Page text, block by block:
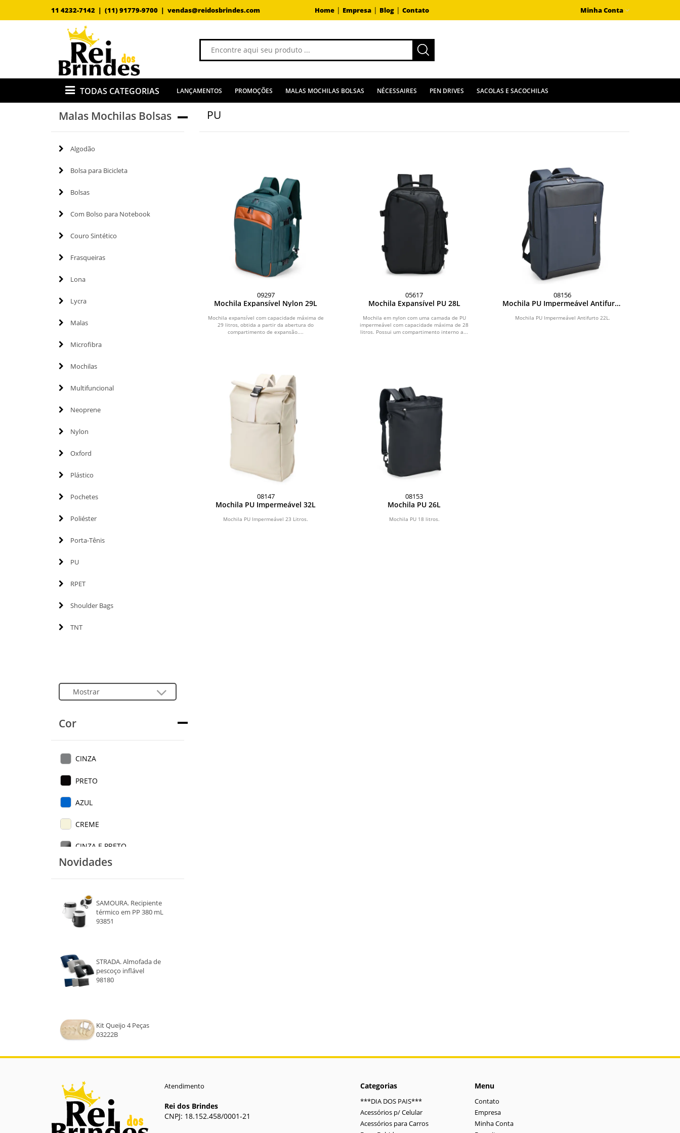
11 4232-7142 | (11) 91779-9700 | vendas@reidosbrindes.com Home| Empresa| Blog| Contato Minha Conta
TODAS CATEGORIAS LANÇAMENTOS PROMOÇÕES MALAS MOCHILAS BOLSAS NÉCESSAIRES PEN DRIVES SACOLAS E SACOCHILAS
Malas Mochilas Bolsas
Algodão
Bolsa para Bicicleta
Bolsas
Com Bolso para Notebook
Couro Sintético
Frasqueiras
Lona
Lycra
Malas
Microfibra
Mochilas
Multifuncional
Neoprene
Nylon
Oxford
Plástico
Pochetes
Poliéster
Porta-Tênis
PU
RPET
Shoulder Bags
TNT
Cor
CINZA
PRETO
AZUL
CREME
CINZA E PRETO
PRETO E CINZA
Novidades
SAMOURA. Recipiente
térmico em PP 380 mL
93851
STRADA. Almofada de
pescoço inflável
98180
Kit Queijo 4 Peças
03222B
PU
09297
Mochila Expansível Nylon 29L
Mochila expansível com capacidade máxima de
29 litros, obtida a partir da abertura do
compartimento de expansão....
05617
Mochila Expansível PU 28L
Mochila em nylon com uma camada de PU
impermeável com capacidade máxima de 28
litros. Possui um compartimento interno a...
08156
Mochila PU Impermeável Antifurto
Mochila PU Impermeável Antifurto 22L.
08147
Mochila PU Impermeável 32L
Mochila PU Impermeável 23 Litros.
08153
Mochila PU 26L
Mochila PU 18 litros.
Atendimento
Rei dos Brindes
CNPJ: 18.152.458/0001-21
Categorias
***DIA DOS PAIS***
Acessórios p/ Celular
Acessórios para Carros
Menu
Contato
Empresa
Minha Conta